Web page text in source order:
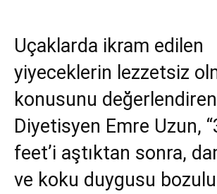
Uçaklarda ikram edilen
yiyeceklerin lezzetsiz
konusunu değerlendiren
Diyetisyen Emre Uzun,
feet’i aştıktan sonra,
ve koku duygusu